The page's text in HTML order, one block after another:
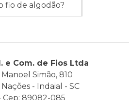
fio de algodão?
e Com. de Fios Ltda
Simão, 810
- Indaial - SC
Cep: 89082-085